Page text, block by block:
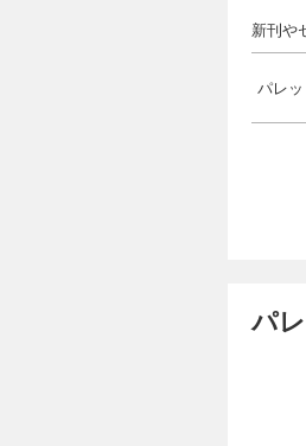
新刊や
パレ
パ